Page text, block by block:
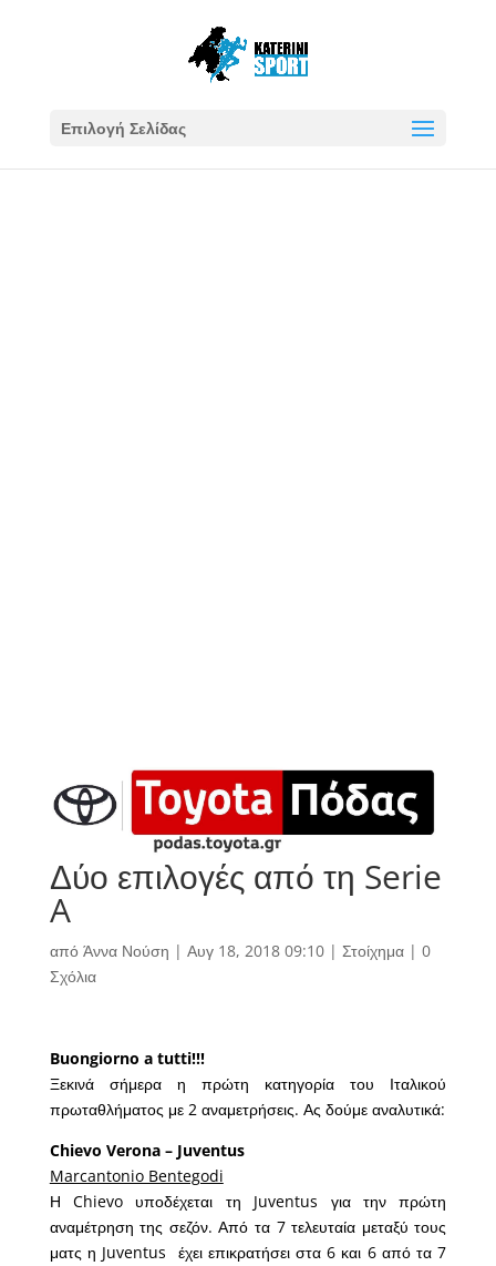
Επιλογή Σελίδας
Δύο επιλογές από τη Serie
A
από Άννα Νούση | Αυγ 18, 2018 09:10| Στοίχημα| 0
Σχόλια
Buongiorno a tutti!!!
Ξεκινά σήμερα η πρώτη κατηγορία του Ιταλικού
πρωταθλήματος με 2 αναμετρήσεις. Ας δούμε αναλυτικά:
Chievo Verona – Juventus
Marcantonio Bentegodi
Η Chievo υποδέχεται τη Juventus για την πρώτη
αναμέτρηση της σεζόν. Από τα 7 τελευταία μεταξύ τους
ματς η Juventus έχει επικρατήσει στα 6 και 6 από τα 7